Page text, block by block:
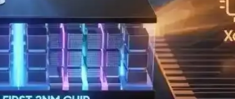
Verimliliği Analizi
ve 70Wh batarya ile uzun pil ömrü sunarken, ekran ve grafik
Bilgisayar
sunacak. Depolama ve RAM seçenekleriyle kullanıcı beklentileri